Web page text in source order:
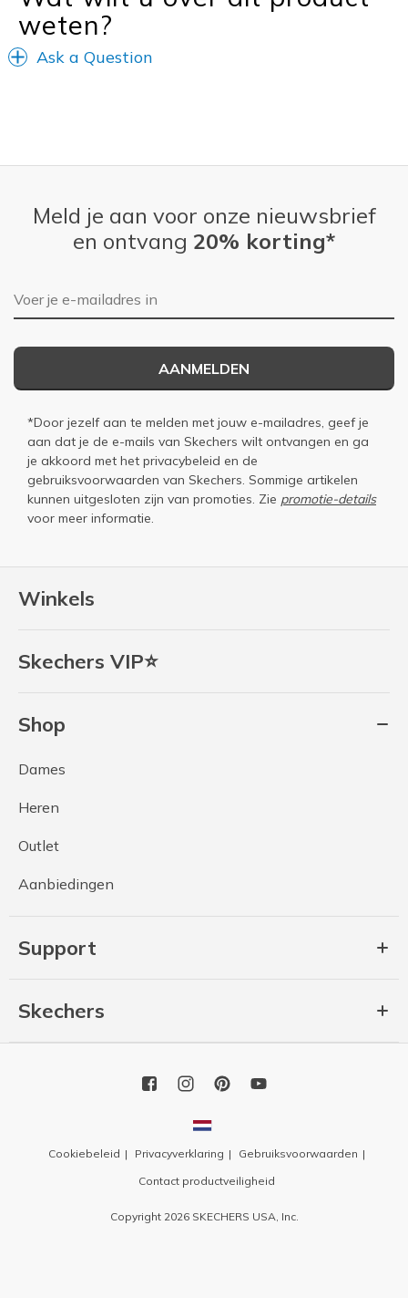
weten?
Ask a Question
Winkels
Skechers VIP⭐
Shop
Dames
Heren
Outlet
Aanbiedingen
Support
Skechers
Meld je aan voor onze nieuwsbrief
en ontvang 20% korting*
E-mailadres
AANMELDEN
*Door jezelf aan te melden met jouw e-mailadres, geef je
aan dat je de e-mails van Skechers wilt ontvangen en ga
je akkoord met het privacybeleid en de
gebruiksvoorwaarden van Skechers. Sommige artikelen
kunnen uitgesloten zijn van promoties. Zie promotie-details
voor meer informatie.
Cookiebeleid Privacyverklaring
Gebruiksvoorwaarden
Contact productveiligheid
Copyright 2026 SKECHERS USA, Inc.